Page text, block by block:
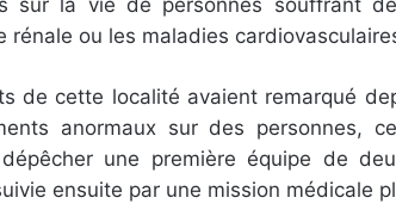
sur la vie de personnes souffrant
rénale ou les maladies
de cette localité avaient remarqué
anormaux sur des personnes,
une première équipe de
ensuite par une mission médicale